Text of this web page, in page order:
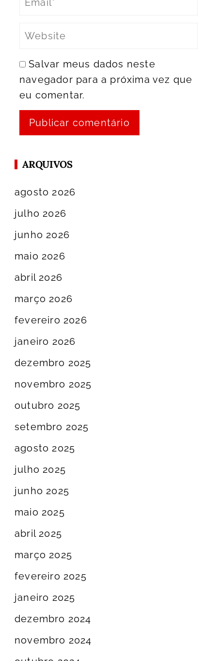
Salvar meus dados neste
navegador para a próxima vez que
eu comentar.
ARQUIVOS
agosto 2026
julho 2026
junho 2026
maio 2026
abril 2026
março 2026
fevereiro 2026
janeiro 2026
dezembro 2025
novembro 2025
outubro 2025
setembro 2025
agosto 2025
julho 2025
junho 2025
maio 2025
abril 2025
março 2025
fevereiro 2025
janeiro 2025
dezembro 2024
novembro 2024